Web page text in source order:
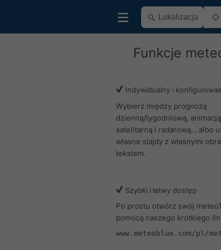
Funkcje
Indywidualny i
Wybierz między prognozą
dzienną/tygodniową, animacją
satelitarną i radarową... albo
własne slajdy z własnymi
tekstem.
Szybki i łatwy dostęp
Po prostu otwórz swój
pomocą naszego krótkiego
www.meteoblue.com/pl/